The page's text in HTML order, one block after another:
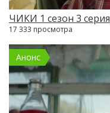
ЧИКИ 1 сезон 3 серия
17 333 просмотра
Анонс